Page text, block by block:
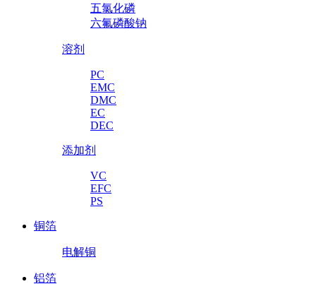
五氯化磷
六氟磷酸钠
溶剂
PC
EMC
DMC
EC
DEC
添加剂
VC
EFC
PS
铜箔
电解铜
铝箔